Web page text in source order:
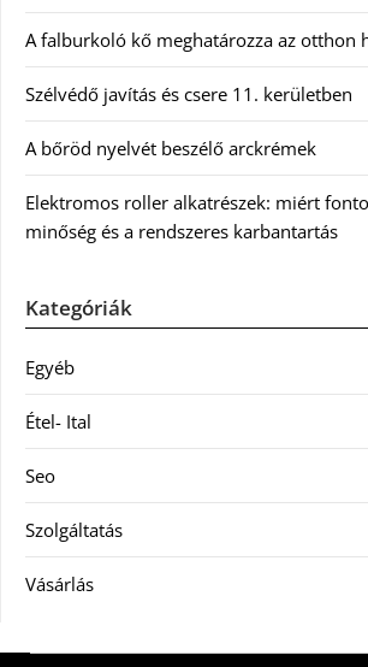
A falburkoló kő meghatározza az otthon
Szélvédő javítás és csere 11. kerületben
A bőröd nyelvét beszélő arckrémek
Elektromos roller alkatrészek: miért
minőség és a rendszeres karbantartás
Kategóriák
Egyéb
Étel- Ital
Seo
Szolgáltatás
Vásárlás